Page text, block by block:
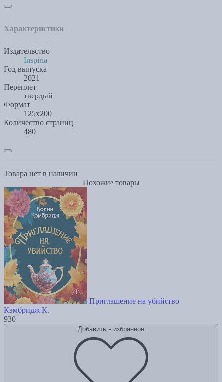
Характеристики
Издательство
Inspiria
Год выпуска
2021
Переплет
твердый
Формат
125x200
Количество страниц
480
Товара нет в наличии
Похожие товары
Приглашение на убийство
Кэмбридж К.
930
Добавить в избранное